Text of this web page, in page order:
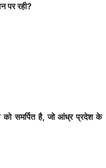
पर रही?
को समर्पित है, जो आंध्र प्रदेश के